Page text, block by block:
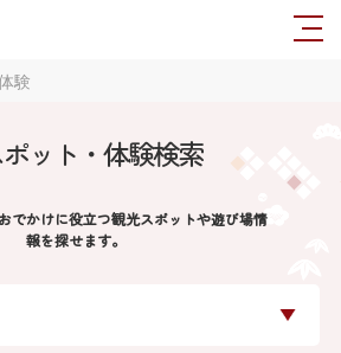
験
ット・体験検索
でかけに役立つ観光スポットや遊び場情
報を探せます。